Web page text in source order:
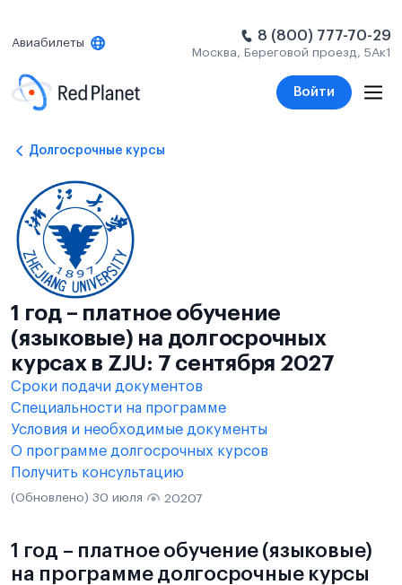
Авиабилеты 8 (800) 777-70-29
Москва, Береговой проезд, 5Ак1
Войти
Долгосрочные курсы
1 год – платное обучение
(языковые) на долгосрочных
курсах в ZJU: 7 сентября 2027
Сроки подачи документов
Специальности на программе
Условия и необходимые документы
О программе долгосрочных курсов
Получить консультацию
(Обновлено) 30 июля 20207
1 год – платное обучение (языковые)
на программе долгосрочные курсы